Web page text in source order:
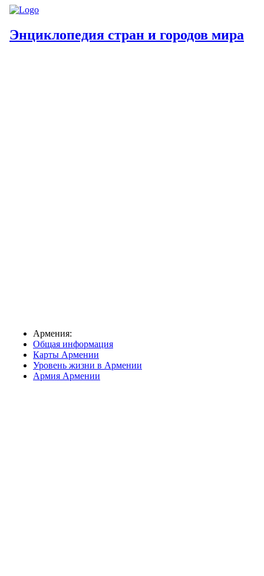
Энциклопедия стран и городов мира
Армения:
Общая информация
Карты Армении
Уровень жизни в Армении
Армия Армении